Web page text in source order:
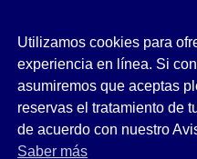
Utilizamos cookies para
experiencia en línea. Si
asumiremos que aceptas
reservas el tratamiento de
de acuerdo con nuestro
Saber más